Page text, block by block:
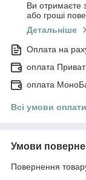
Ви отримаєте
або гроші
Детальніше
Оплата на
оплата
оплата
Всі умови оплати
Умови
Повернення